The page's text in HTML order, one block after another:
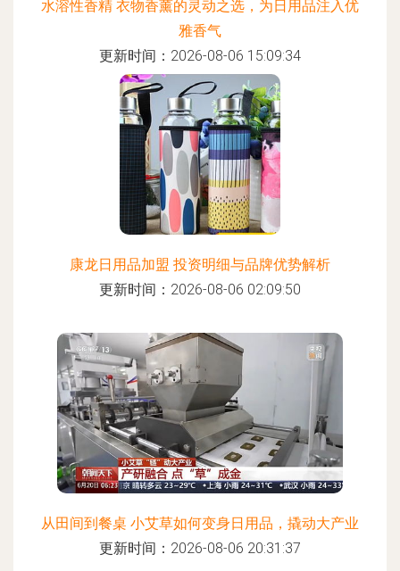
水溶性香精 衣物香薰的灵动之选，为日用品注入优
雅香气
更新时间：2026-08-06 15:09:34
康龙日用品加盟 投资明细与品牌优势解析
更新时间：2026-08-06 02:09:50
从田间到餐桌 小艾草如何变身日用品，撬动大产业
更新时间：2026-08-06 20:31:37